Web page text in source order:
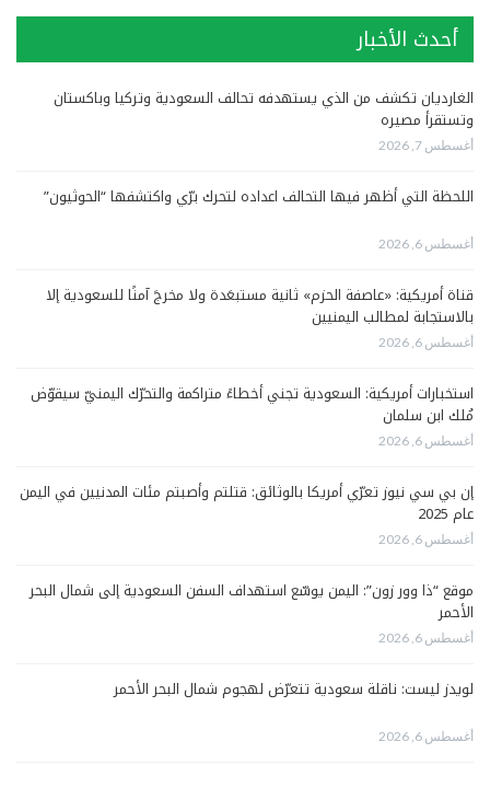
أحدث الأخبار
الغارديان تكشف من الذي يستهدفه تحالف السعودية وتركيا وباكستان
وتستقرأ مصيره
أغسطس 7, 2026
اللحظة التي أظهر فيها التحالف اعداده لتحرك برّي واكتشفها “الحوثيون”
أغسطس 6, 2026
قناة أمريكية: «عاصفة الحزم» ثانية مستبعَدة ولا مخرجَ آمنًا للسعودية إلا
بالاستجابة لمطالب اليمنيين
أغسطس 6, 2026
استخبارات أمريكية: السعودية تجني أخطاءً متراكمة والتحرّك اليمنيّ سيقوّض
مُلك ابن سلمان
أغسطس 6, 2026
إن بي سي نيوز تعرّي أمريكا بالوثائق: قتلتم وأصبتم مئات المدنيين في اليمن
عام 2025
أغسطس 6, 2026
موقع “ذا وور زون”: اليمن يوسّع استهداف السفن السعودية إلى شمال البحر
الأحمر
أغسطس 6, 2026
لويدز ليست: ناقلة سعودية تتعرّض لهجوم شمال البحر الأحمر
أغسطس 6, 2026